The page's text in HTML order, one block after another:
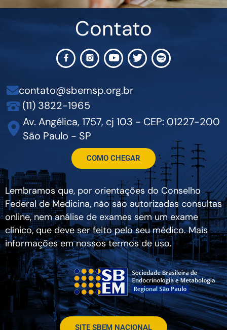
Contato
contato@sbemsp.org.br
(11) 3822-1965
Av. Angélica, 1757, cj 103 - CEP: 01227-200
São Paulo - SP
COMO CHEGAR
Lembramos que, por orientações do Conselho
Federal de Medicina, não são autorizadas consultas
online, nem análise de exames sem um exame
clínico, que deve ser feito pelo seu médico. Mais
informações em nossos termos de uso.
SITE SBEM NACIONAL